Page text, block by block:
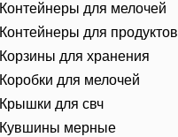
Контейнеры для мелочей
Контейнеры для продуктов
Корзины для хранения
Коробки для мелочей
Крышки для свч
Кувшины мерные